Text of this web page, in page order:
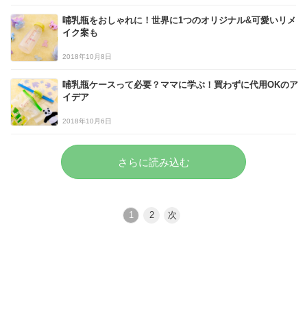
哺乳瓶をおしゃれに！世界に1つのオリジナル&可愛いリメ
イク案も
2018年10月8日
哺乳瓶ケースって必要？ママに学ぶ！買わずに代用OKのア
イデア
2018年10月6日
さらに読み込む
1 2 次